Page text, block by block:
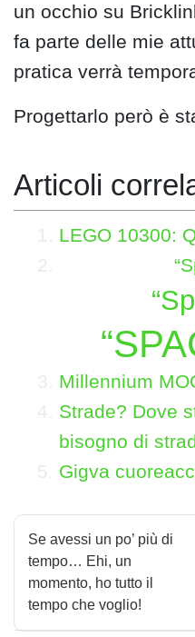
un occhio su
fa parte delle mie
pratica verrà
Progettarlo però è
Articoli
LEGO 10300:
Millennium
Strade? Dove
bisogno di
Gigva
N
a
Se avessi un po’ più di
tempo… Ehi, un
momento, ho tutto il
tempo che voglio!